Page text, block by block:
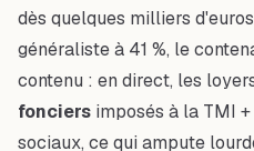
dès quelques milliers
généraliste à 41 %, le
contenu : en direct, les
fonciers imposés à la TMI
sociaux, ce qui ampute